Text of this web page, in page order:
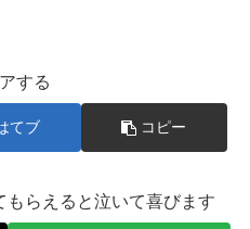
する
てブ コピー
もらえると泣いて喜びます